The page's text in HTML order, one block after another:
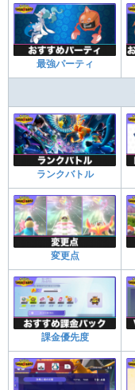
最強パーティ
ランクバトル
変更点
課金優先度